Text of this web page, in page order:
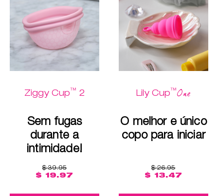
Ziggy Cup™ 2
Sem fugas
durante a
intimidade!
$ 39.95
$ 19.97
Lily Cup™One
O melhor e único
copo para iniciar
$ 26.95
$ 13.47